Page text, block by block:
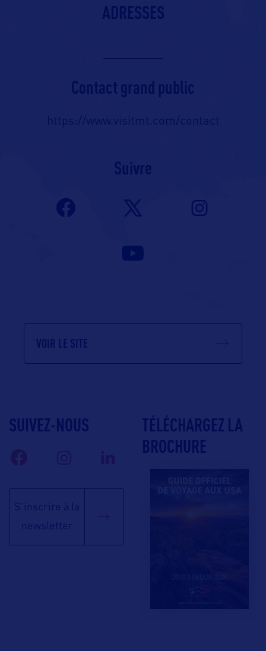
ADRESSES
Contact grand public
https://www.visitmt.com/contact
VOIR LE SITE
SUIVEZ-NOUS
S'inscrire à la
newsletter
TÉLÉCHARGEZ LA
BROCHURE